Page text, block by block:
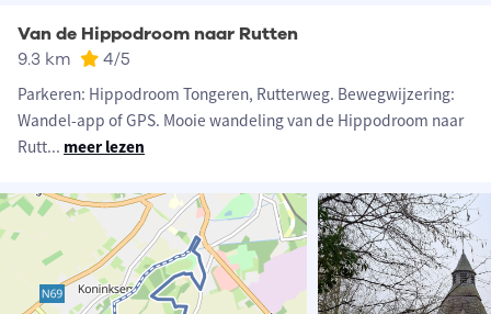
Van de Hippodroom naar Rutten
9.3 km 4/5
Parkeren: Hippodroom Tongeren, Rutterweg. Bewegwijzering:
Wandel-app of GPS. Mooie wandeling van de Hippodroom naar
Rutt... meer lezen